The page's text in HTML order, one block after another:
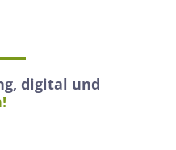
digital und